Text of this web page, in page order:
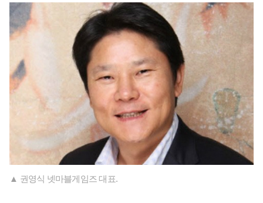
▲ 권영식 넷마블게임즈 대표.